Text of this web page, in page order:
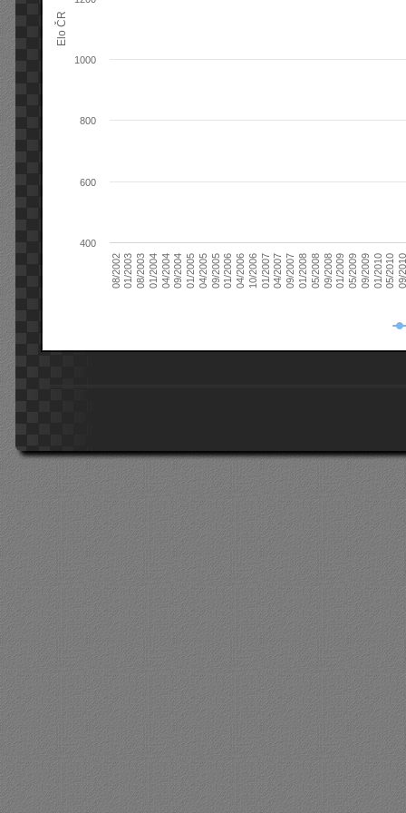
Elo ČR
08/200201/200308/200301/200404/200409/200401/200504/200509/200501/200604/200610/200601/200704/200709/200701/200805/200809/200801/200905/200909/200901/201005/201009/
400
600
800
1000